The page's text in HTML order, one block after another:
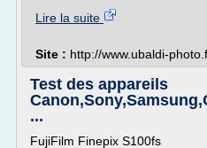
Lire la suite
Site : http://www.ubaldi-
Test des appareils
...
FujiFilm Finepix S100fs